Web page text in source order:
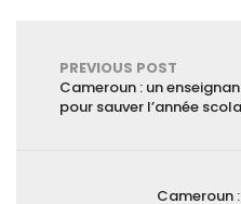
PREVIOUS POST
Cameroun : un
pour sauver l’année
Cameroun